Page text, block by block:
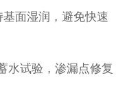
面湿润，避免快速
水试验，渗漏点修复